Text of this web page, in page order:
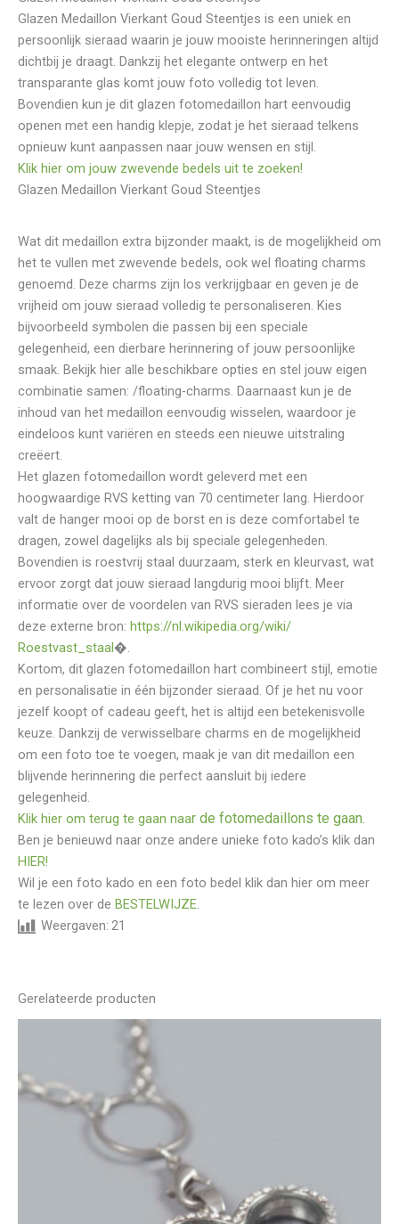
Glazen Medaillon Vierkant Goud Steentjes is een uniek en
persoonlijk sieraad waarin je jouw mooiste herinneringen altijd
dichtbij je draagt. Dankzij het elegante ontwerp en het
transparante glas komt jouw foto volledig tot leven.
Bovendien kun je dit glazen fotomedaillon hart eenvoudig
openen met een handig klepje, zodat je het sieraad telkens
opnieuw kunt aanpassen naar jouw wensen en stijl.
Klik hier om jouw zwevende bedels uit te zoeken!
Glazen Medaillon Vierkant Goud Steentjes
Wat dit medaillon extra bijzonder maakt, is de mogelijkheid om
het te vullen met zwevende bedels, ook wel floating charms
genoemd. Deze charms zijn los verkrijgbaar en geven je de
vrijheid om jouw sieraad volledig te personaliseren. Kies
bijvoorbeeld symbolen die passen bij een speciale
gelegenheid, een dierbare herinnering of jouw persoonlijke
smaak. Bekijk hier alle beschikbare opties en stel jouw eigen
combinatie samen: /floating-charms. Daarnaast kun je de
inhoud van het medaillon eenvoudig wisselen, waardoor je
eindeloos kunt variëren en steeds een nieuwe uitstraling
creëert.
Het glazen fotomedaillon wordt geleverd met een
hoogwaardige RVS ketting van 70 centimeter lang. Hierdoor
valt de hanger mooi op de borst en is deze comfortabel te
dragen, zowel dagelijks als bij speciale gelegenheden.
Bovendien is roestvrij staal duurzaam, sterk en kleurvast, wat
ervoor zorgt dat jouw sieraad langdurig mooi blijft. Meer
informatie over de voordelen van RVS sieraden lees je via
deze externe bron: https://nl.wikipedia.org/wiki/
Roestvast_staal⁠�.
Kortom, dit glazen fotomedaillon hart combineert stijl, emotie
en personalisatie in één bijzonder sieraad. Of je het nu voor
jezelf koopt of cadeau geeft, het is altijd een betekenisvolle
keuze. Dankzij de verwisselbare charms en de mogelijkheid
om een foto toe te voegen, maak je van dit medaillon een
blijvende herinnering die perfect aansluit bij iedere
gelegenheid.
Klik hier om terug te gaan naar de fotomedaillons te gaan.
Ben je benieuwd naar onze andere unieke foto kado’s klik dan
HIER!
Wil je een foto kado en een foto bedel klik dan hier om meer
te lezen over de BESTELWIJZE.
Weergaven: 21
Gerelateerde producten